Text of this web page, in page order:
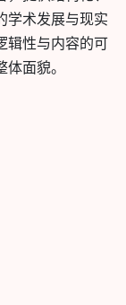
学术发展与现实
辑性与内容的可
面貌。